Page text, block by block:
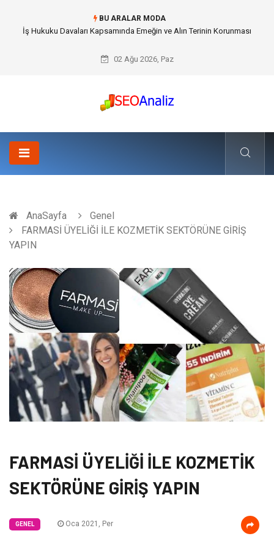
BU ARALAR MODA
Best Security Software (En İyi Güvenlik Yazılımı) ile Uzaktan Çalışmada
02 Ağu 2026, Paz
AnaSayfa
Genel
FARMASİ ÜYELİĞİ İLE KOZMETİK SEKTÖRÜNE GİRİŞ
YAPIN
FARMASİ ÜYELİĞİ İLE KOZMETİK
SEKTÖRÜNE GİRİŞ YAPIN
GENEL Oca 2021, Per